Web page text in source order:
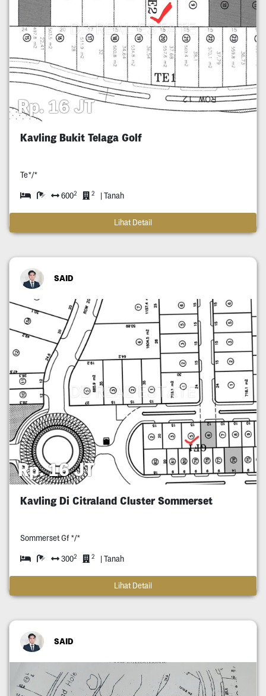
Rp. 16 JT
Kavling Bukit Telaga Golf
Te*/*
6002 2 | Tanah
Lihat Detail
SAID
Rp. 16 JT
Kavling Di Citraland Cluster Sommerset
Sommerset Gf */*
3002 2 | Tanah
Lihat Detail
SAID